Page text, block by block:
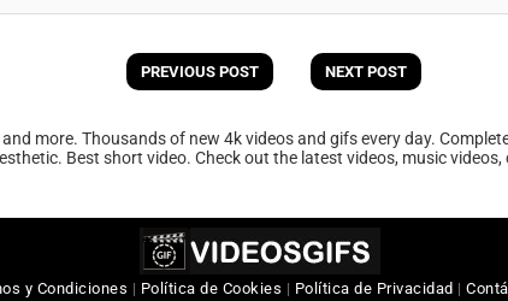
PREVIOUS POST NEXT POST
more. Thousands of new 4k videos and gifs every day.
Best short video. Check out the latest videos, music
y Condiciones | Política de Cookies | Política de Privacidad |